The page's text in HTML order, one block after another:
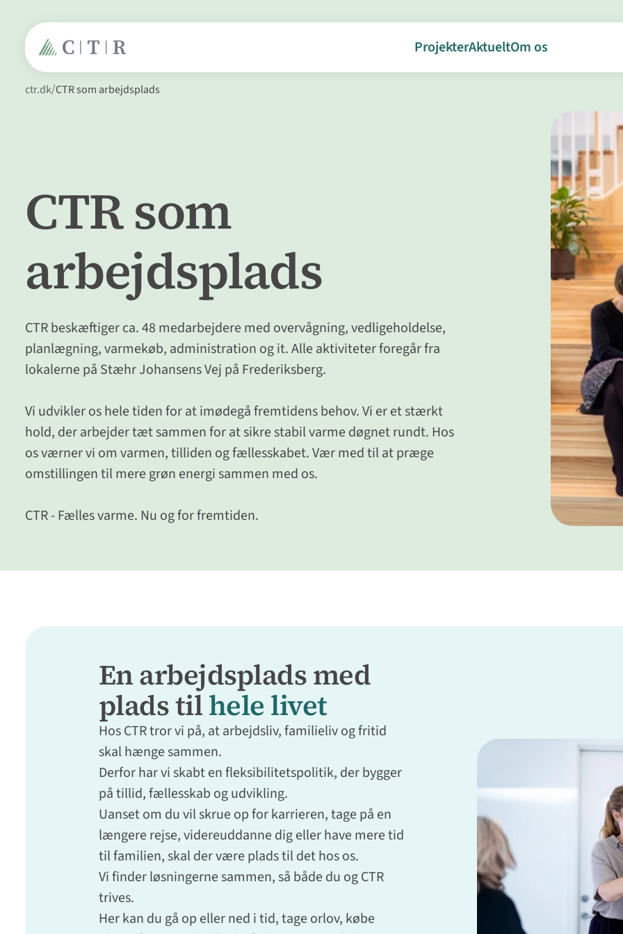
ProjekterAktueltOm os
ctr.dk CTR som arbejdsplads
CTR som
arbejdsplads
CTR beskæftiger ca. 48 medarbejdere med overvågning, vedligeholdelse,
planlægning, varmekøb, administration og it. Alle aktiviteter foregår fra
lokalerne på Stæhr Johansens Vej på Frederiksberg.
Vi udvikler os hele tiden for at imødegå fremtidens behov. Vi er et stærkt
hold, der arbejder tæt sammen for at sikre stabil varme døgnet rundt. Hos
os værner vi om varmen, tilliden og fællesskabet. Vær med til at præge
omstillingen til mere grøn energi sammen med os.
CTR - Fælles varme. Nu og for fremtiden.
En arbejdsplads med
plads tilhele livet
Hos CTR tror vi på, at arbejdsliv, familieliv og fritid
skal hænge sammen.
Derfor har vi skabt en fleksibilitetspolitik, der bygger
på tillid, fællesskab og udvikling.
Uanset om du vil skrue op for karrieren, tage på en
længere rejse, videreuddanne dig eller have mere tid
til familien, skal der være plads til det hos os.
Vi finder løsningerne sammen, så både du og CTR
trives.
Her kan du gå op eller ned i tid, tage orlov, købe